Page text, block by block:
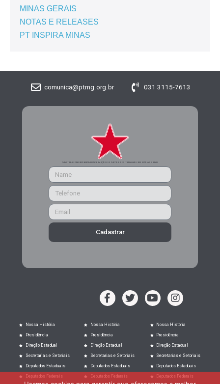
MINAS GERAIS
NOTAS E RELEASES
PT INSPIRA MINAS
comunica@ptmg.org.br 031 3115-7613
CADASTRE-SE PARA RECEBER MAIS INFORMAÇÕES DO PARTIDO DOS TRABALHADORES DE MINAS GERAIS
Cadastrar
Nossa História
Presidência
Direção Estadual
Secretarias e Setoriais
Deputados Estaduais
Deputados Federais
Nossa História
Presidência
Direção Estadual
Secretarias e Setoriais
Deputados Estaduais
Deputados Federais
Nossa História
Presidência
Direção Estadual
Secretarias e Setoriais
Deputados Estaduais
Deputados Federais